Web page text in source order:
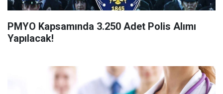
PMYO Kapsamında 3.250 Adet Polis Alımı
Yapılacak!